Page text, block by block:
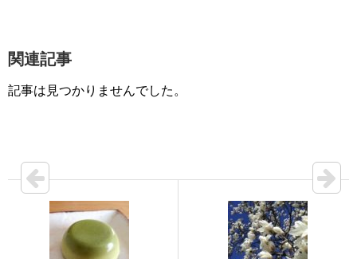
関連記事
記事は見つかりませんでした。